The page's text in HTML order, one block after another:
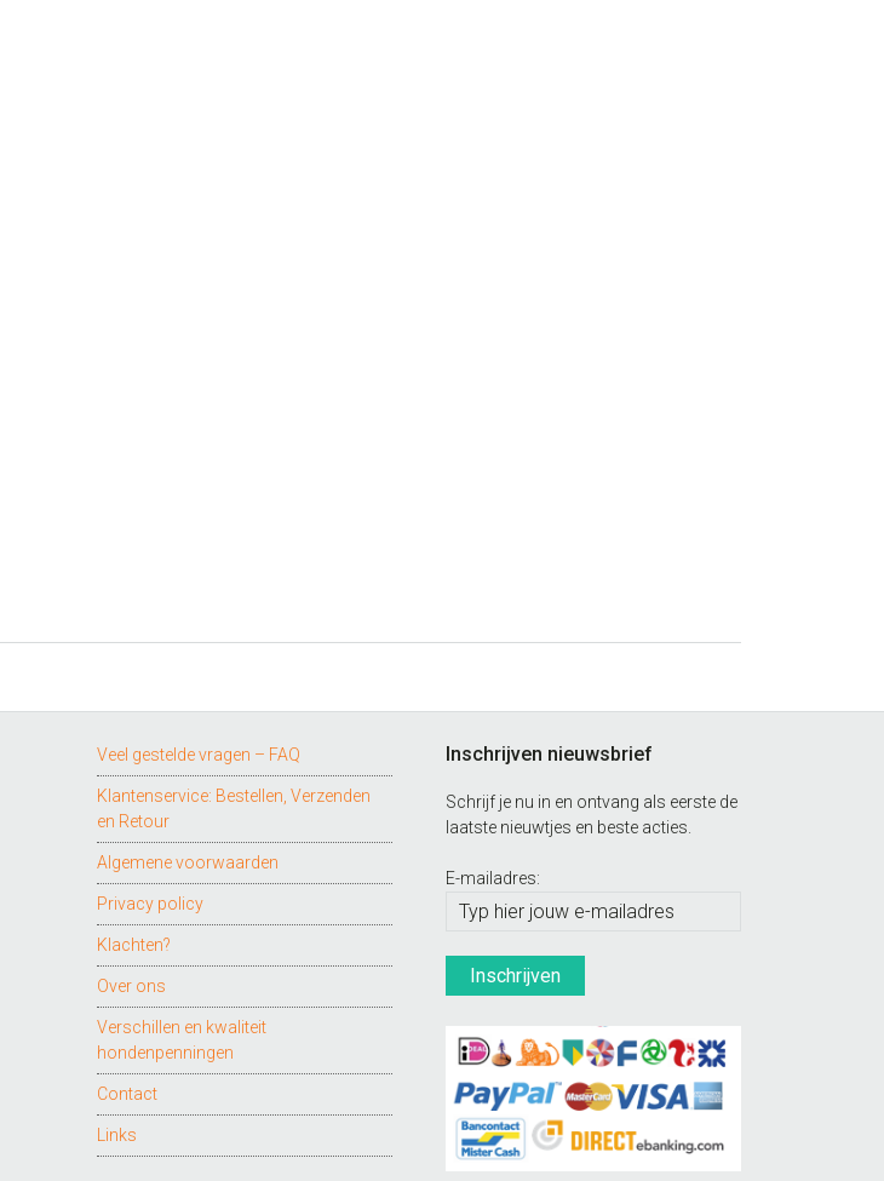
Veel gestelde vragen – FAQ
Klantenservice: Bestellen, Verzenden
en Retour
Algemene voorwaarden
Privacy policy
Klachten?
Over ons
Verschillen en kwaliteit
hondenpenningen
Contact
Links
Inschrijven nieuwsbrief
Schrijf je nu in en ontvang als eerste de
laatste nieuwtjes en beste acties.
E-mailadres: